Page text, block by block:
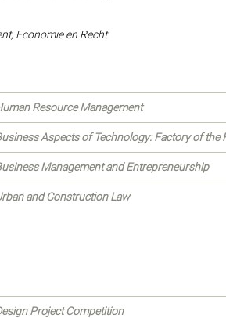
Economie en Recht
Resource Management
Aspects of Technology: Factory of the
Management and Entrepreneurship
and Construction Law
Project Competition